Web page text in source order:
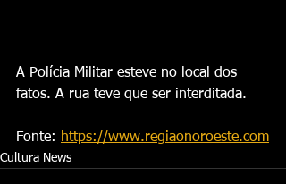
A Polícia Militar esteve no local dos
fatos. A rua teve que ser interditada.
Fonte: https://www.regiaonoroeste.com
Cultura News